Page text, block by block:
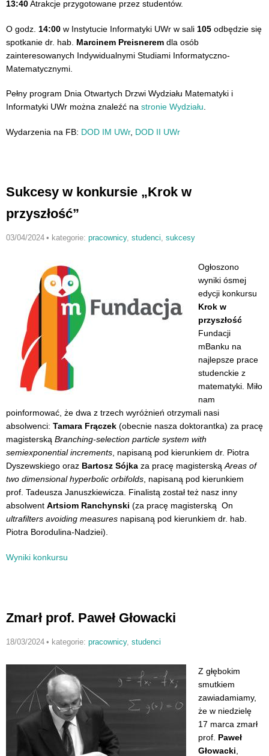
13:40Atrakcje przygotowane przez studentów.
O godz. 14:00 w Instytucie Informatyki UWr w sali 105 odbędzie się
spotkanie dr. hab. Marcinem Preisnerem dla osób
zainteresowanych Indywidualnymi Studiami Informatyczno-
Matematycznymi.
Pełny program Dnia Otwartych Drzwi Wydziału Matematyki i
Informatyki UWr można znaleźć na stronie Wydziału.
Wydarzenia na FB: DOD IM UWr, DOD II UWr
Sukcesy w konkursie „Krok w
przyszłość”
03/04/2024 • kategorie: pracownicy, studenci, sukcesy
Ogłoszono
wyniki ósmej
edycji konkursu
Krok w
przyszłość
Fundacji
mBanku na
najlepsze prace
studenckie z
matematyki. Miło
nam
poinformować, że dwa z trzech wyróżnień otrzymali nasi
absolwenci: Tamara Frączek (obecnie nasza doktorantka) za pracę
magisterską Branching-selection particle system with
semiexponential increments, napisaną pod kierunkiem dr. Piotra
Dyszewskiego oraz Bartosz Sójka za pracę magisterskąAreas of
two dimensional hyperbolic orbifolds, napisaną pod kierunkiem
prof. Tadeusza Januszkiewicza. Finalistą został też nasz inny
absolwent Artsiom Ranchynski (za pracę magisterską On
ultrafilters avoiding measures napisaną pod kierunkiem dr. hab.
Piotra Borodulina-Nadziei).
Wyniki konkursu
Zmarł prof. Paweł Głowacki
18/03/2024 • kategorie: pracownicy, studenci
Z głębokim
smutkiem
zawiadamiamy,
że w niedzielę
17 marca zmarł
prof. Paweł
Głowacki